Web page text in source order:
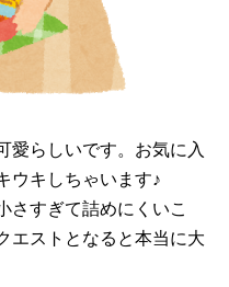
愛らしいです。お気に入
ウキしちゃいます♪
さすぎて詰めにくいこ
エストとなると本当に大